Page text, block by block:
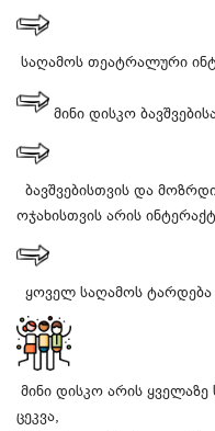
საღამოს თეატრალური
მინი დისკო
ბავშვებისთვის და
ოჯახისთვის არის
ყოველ საღამოს
მინი დისკო არის
ცეკვა,